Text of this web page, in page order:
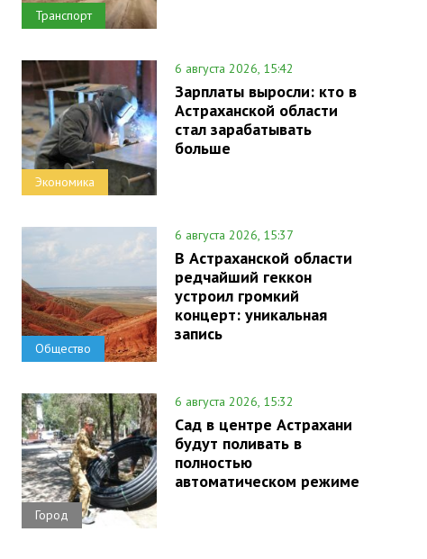
Транспорт
Экономика
6 августа 2026, 15:42
Зарплаты выросли: кто в
Астраханской области
стал зарабатывать
больше
Общество
6 августа 2026, 15:37
В Астраханской области
редчайший геккон
устроил громкий
концерт: уникальная
запись
Город
6 августа 2026, 15:32
Сад в центре Астрахани
будут поливать в
полностью
автоматическом режиме